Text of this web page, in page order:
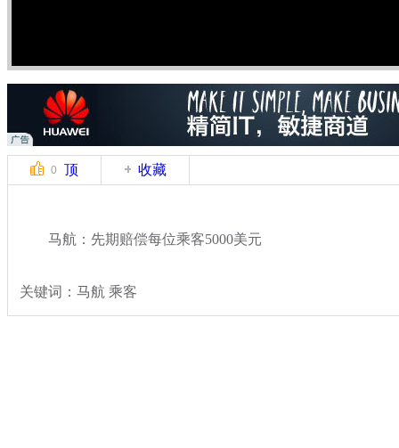
0 顶 收藏
马航：先期赔偿每位乘客5000美元
关键词：马航 乘客